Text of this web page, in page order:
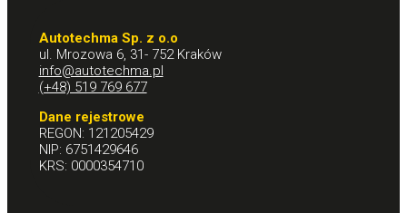
Autotechma Sp. z o.o
ul. Mrozowa 6, 31- 752 Kraków
info@autotechma.pl
(+48) 519 769 677
Dane rejestrowe
REGON: 121205429
NIP: 6751429646
KRS: 0000354710